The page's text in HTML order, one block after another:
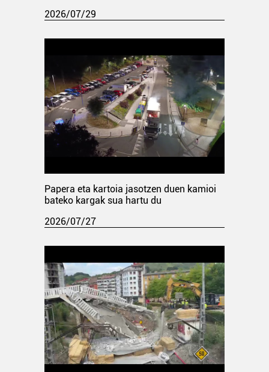
2026/07/29
Papera eta kartoia jasotzen duen kamioi
bateko kargak sua hartu du
2026/07/27